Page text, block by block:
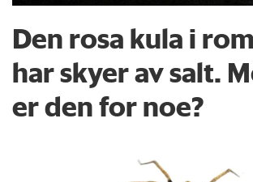
Den rosa kula i
har skyer av salt.
er den for noe?